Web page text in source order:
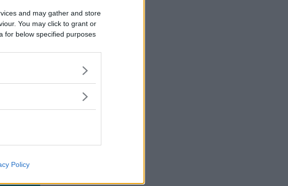
and may gather and store
You may click to grant or
for below specified purposes
Policy
IN
DI